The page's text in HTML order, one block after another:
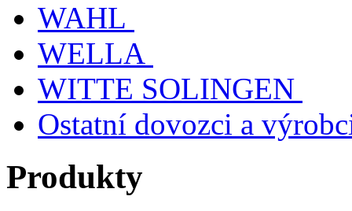
WAHL
WELLA
WITTE SOLINGEN
Ostatní dovozci a
Produkty